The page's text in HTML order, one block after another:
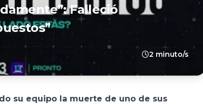
Falleció
2 minuto/s
su equipo la muerte de uno de sus